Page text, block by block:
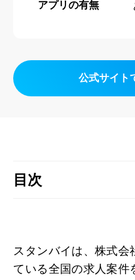
アプリの有無
公式サイト
目次
スタンバイは、株式会
ている全国の求人案件